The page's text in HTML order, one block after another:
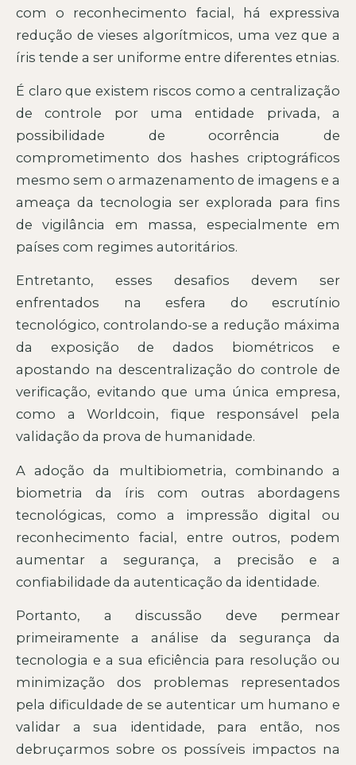
com o reconhecimento facial, há expressiva
redução de vieses algorítmicos, uma vez que a
íris tende a ser uniforme entre diferentes etnias.
É claro que existem riscos como a centralização
de controle por uma entidade privada, a
possibilidade de ocorrência de
comprometimento dos hashes criptográficos
mesmo sem o armazenamento de imagens e a
ameaça da tecnologia ser explorada para fins
de vigilância em massa, especialmente em
países com regimes autoritários.
Entretanto, esses desafios devem ser
enfrentados na esfera do escrutínio
tecnológico, controlando-se a redução máxima
da exposição de dados biométricos e
apostando na descentralização do controle de
verificação, evitando que uma única empresa,
como a Worldcoin, fique responsável pela
validação da prova de humanidade.
A adoção da multibiometria, combinando a
biometria da íris com outras abordagens
tecnológicas, como a impressão digital ou
reconhecimento facial, entre outros, podem
aumentar a segurança, a precisão e a
confiabilidade da autenticação da identidade.
Portanto, a discussão deve permear
primeiramente a análise da segurança da
tecnologia e a sua eficiência para resolução ou
minimização dos problemas representados
pela dificuldade de se autenticar um humano e
validar a sua identidade, para então, nos
debruçarmos sobre os possíveis impactos na